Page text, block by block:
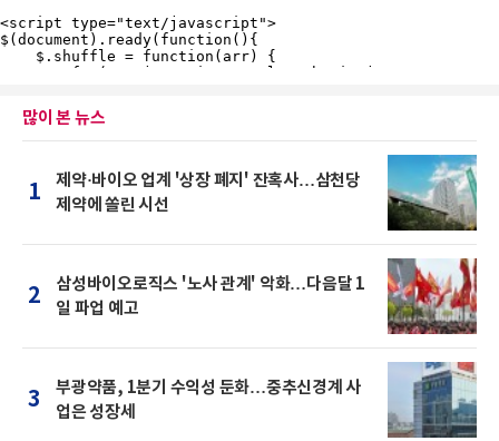
많이 본 뉴스
1
제약·바이오 업계 '상장 폐지' 잔혹사…삼천당
제약에 쏠린 시선
2
삼성바이오로직스 '노사 관계' 악화…다음달 1
일 파업 예고
3
부광약품, 1분기 수익성 둔화…중추신경계 사
업은 성장세